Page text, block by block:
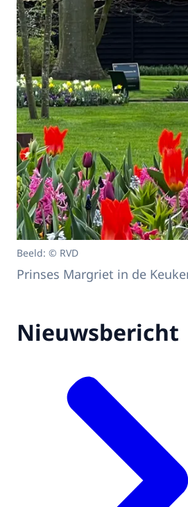
Beeld: © RVD
Prinses Margriet in de
Nieuwsbericht